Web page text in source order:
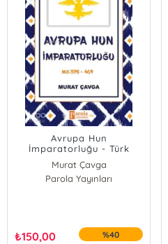
Avrupa Hun
İmparatorluğu - Türk
Devletleri 3; M.S 375-469
Murat Çavga
Parola Yayınları
₺150,00 %40